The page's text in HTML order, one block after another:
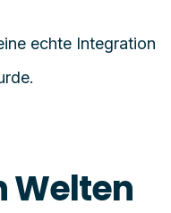
echte Integration
Welten